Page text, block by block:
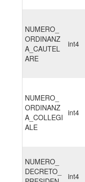
NUMERO_
ORDINANZ
A_CAUTEL
ARE
int4
NUMERO_
ORDINANZ
A_COLLEGI
ALE
int4
NUMERO_
DECRETO_
int4